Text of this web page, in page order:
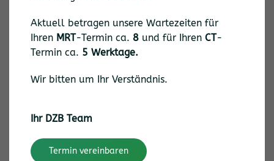
Computertomographie (CT)
Schnelles hochauflösendes Schnittbildverfahren mit
Röntgenstrahlen
Aktuell betragen unsere Wartezeiten für
Ihren MRT-Termin ca. 8 und für Ihren CT-
Termin ca. 5 Werktage.
Wir bitten um Ihr Verständnis.
Ihr DZB Team
Termin vereinbaren